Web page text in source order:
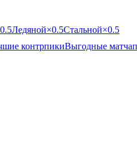
Ледяной×0.5Стальной×0.5
контрпикиВыгодные